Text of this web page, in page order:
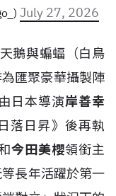
July 27, 2026
鵝與蝙蝠（白鳥
匯聚豪華攝製陣
日本導演岸善幸
落日昇》後再執
今田美櫻領銜主
長年活躍於第一